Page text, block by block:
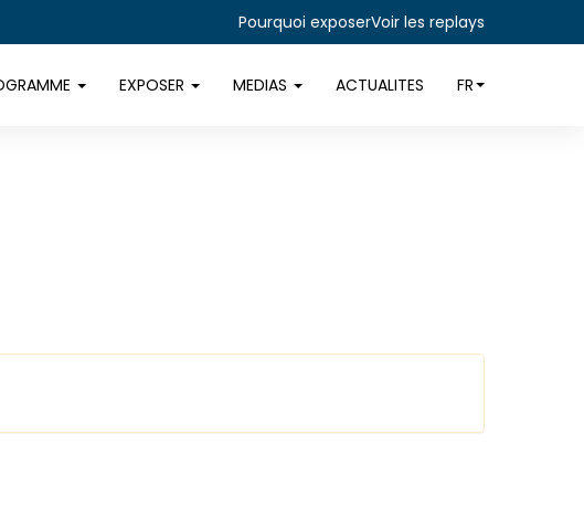
Pourquoi exposerVoir les replays
EXPOSER MEDIAS ACTUALITES FR